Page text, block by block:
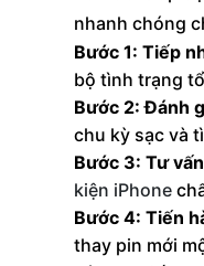
nhanh chóng
Bước 1: Tiếp
bộ tình trạng
Bước 2: Đánh
chu kỳ sạc và
Bước 3: Tư
kiện iPhone
Bước 4: Tiến
thay pin mới